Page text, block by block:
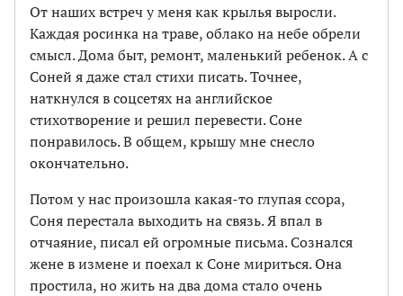
От наших встреч у меня как крылья выросли.
Каждая росинка на траве, облако на небе обрели
смысл. Дома быт, ремонт, маленький ребенок. А с
Соней я даже стал стихи писать. Точнее,
наткнулся в соцсетях на английское
стихотворение и решил перевести. Соне
понравилось. В общем, крышу мне снесло
окончательно.
Потом у нас произошла какая-то глупая ссора,
Соня перестала выходить на связь. Я впал в
отчаяние, писал ей огромные письма. Сознался
жене в измене и поехал к Соне мириться. Она
простила, но жить на два дома стало очень